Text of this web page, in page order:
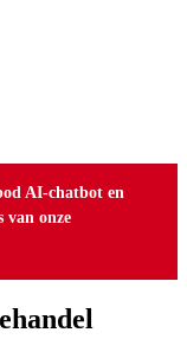
AI-chatbot en
van onze